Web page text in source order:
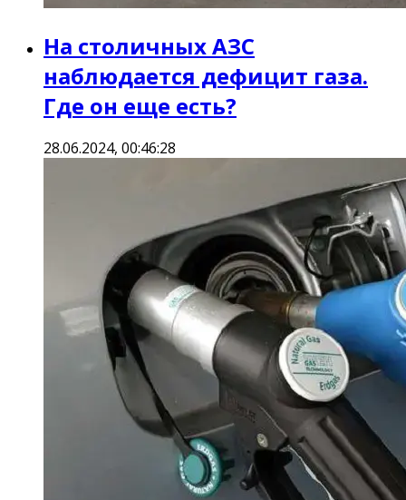
На столичных АЗС
наблюдается дефицит газа.
Где он еще есть?
28.06.2024, 00:46:28